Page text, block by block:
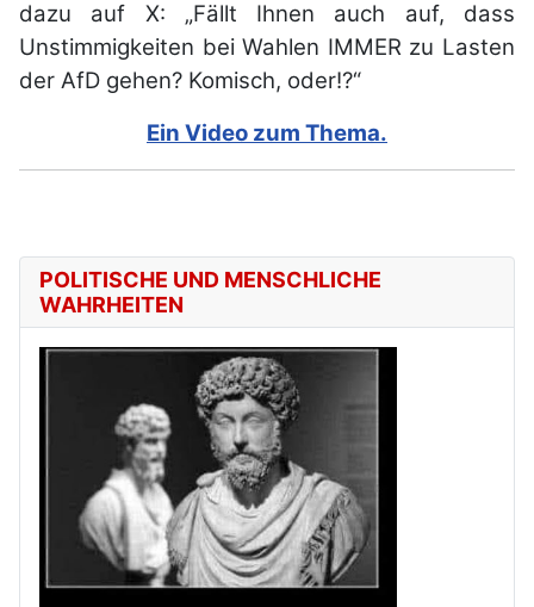
dazu auf X: „Fällt Ihnen auch auf, dass
Unstimmigkeiten bei Wahlen IMMER zu Lasten
der AfD gehen? Komisch, oder!?“
Ein Video zum Thema.
POLITISCHE UND MENSCHLICHE
WAHRHEITEN